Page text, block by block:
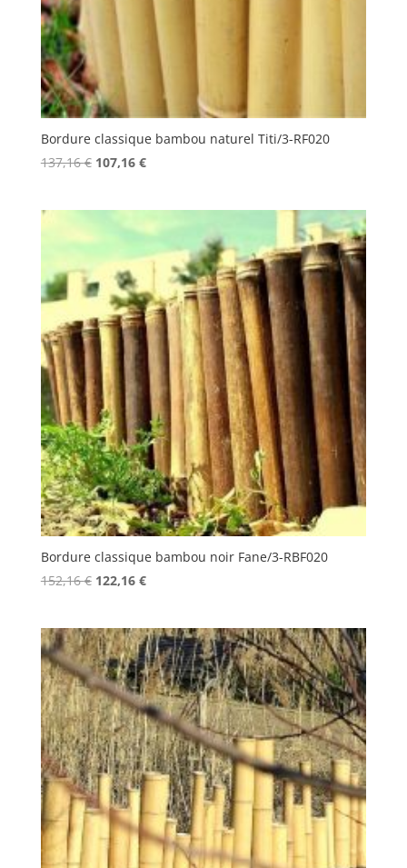
Bordure classique bambou naturel Titi/3-RF020
137,16€ Le
137,16 €.
107,16 €Le
est :
107,16 €.
Bordure classique bambou noir Fane/3-RBF020
152,16€ Le
était :
152,16 €.
122,16 €Le
est :
122,16 €.